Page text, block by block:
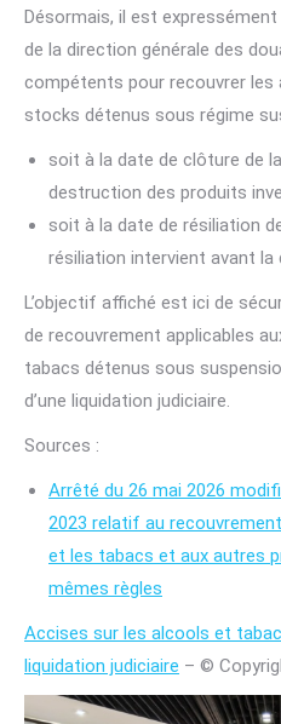
Désormais, il est
de la direction générale des
compétents pour recouvrer les
stocks détenus sous régime
soit à la date de clôture de
destruction des produits
soit à la date de résiliation
résiliation intervient avant la
L’objectif affiché est ici de
de recouvrement applicables
tabacs détenus sous
d’une liquidation judiciaire.
Sources :
Arrêté du 26 mai 2026
2023 relatif au
et les tabacs et aux autres
mêmes règles
Accises sur les alcools et
liquidation judiciaire – ©